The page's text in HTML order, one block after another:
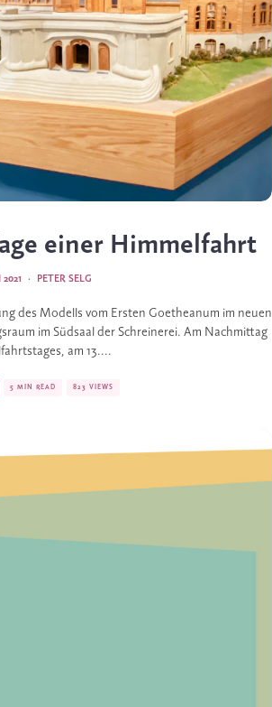
einer Himmelfahrt
PETER SELG
·
des Modells vom Ersten Goetheanum im neuen
im Südsaal der Schreinerei. Am Nachmittag
am 13....
5 MIN READ 823 VIEWS